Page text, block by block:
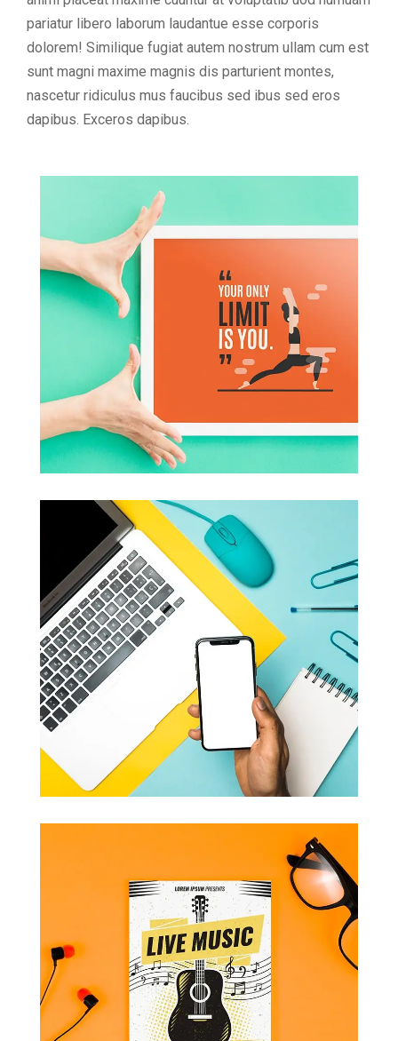
pariatur libero laborum laudantue esse corporis
dolorem! Similique fugiat autem nostrum ullam cum est
sunt magni maxime magnis dis parturient montes,
nascetur ridiculus mus faucibus sed ibus sed eros
dapibus. Exceros dapibus.